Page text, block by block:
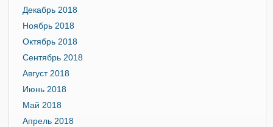
Декабрь 2018
Ноябрь 2018
Октябрь 2018
Сентябрь 2018
Август 2018
Июнь 2018
Май 2018
Апрель 2018